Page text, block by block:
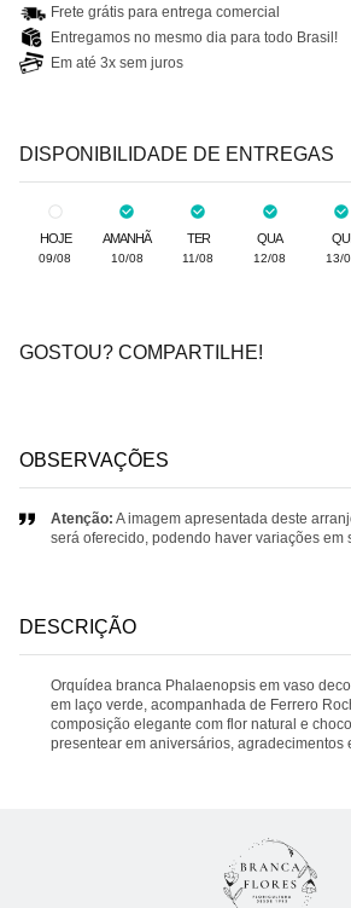
Frete grátis para entrega comercial
Entregamos no mesmo dia para todo Brasil!
Em até 3x sem juros
DISPONIBILIDADE DE ENTREGAS
HOJE
09/08
AMANHÃ
10/08
TER
11/08
QUA
12/08
QUI
13/
GOSTOU? COMPARTILHE!
OBSERVAÇÕES
Atenção: A imagem apresentada deste
será oferecido, podendo haver variações em
DESCRIÇÃO
Orquídea branca Phalaenopsis em vaso
em laço verde, acompanhada de Ferrero
composição elegante com flor natural e
presentear em aniversários, agradecimentos